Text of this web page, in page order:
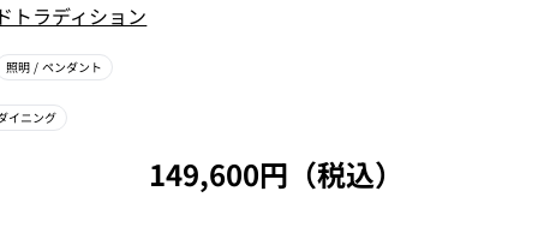
トラディション
照明/ ペンダント
イニング
149,600円（税込）